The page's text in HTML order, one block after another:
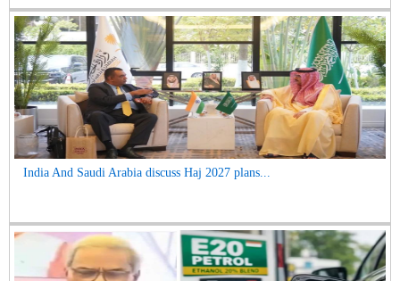
India And Saudi Arabia discuss Haj 2027 plans...